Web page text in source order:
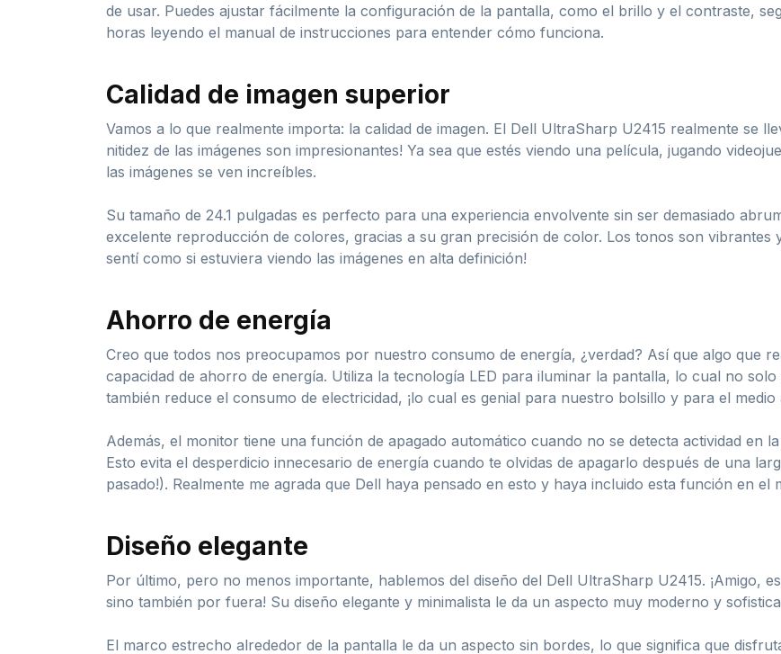
de usar. Puedes ajustar fácilmente la configuración de la pantalla, como el brillo y el contraste,
horas leyendo el manual de instrucciones para entender cómo funciona.
Calidad de imagen superior
Vamos a lo que realmente importa: la calidad de imagen. El Dell UltraSharp U2415 realmente se
nitidez de las imágenes son impresionantes! Ya sea que estés viendo una película, jugando
las imágenes se ven increíbles.
Su tamaño de 24.1 pulgadas es perfecto para una experiencia envolvente sin ser demasiado
excelente reproducción de colores, gracias a su gran precisión de color. Los tonos son vibrantes
sentí como si estuviera viendo las imágenes en alta definición!
Ahorro de energía
Creo que todos nos preocupamos por nuestro consumo de energía, ¿verdad? Así que algo que
capacidad de ahorro de energía. Utiliza la tecnología LED para iluminar la pantalla, lo cual no
también reduce el consumo de electricidad, ¡lo cual es genial para nuestro bolsillo y para el medio
Además, el monitor tiene una función de apagado automático cuando no se detecta actividad en
Esto evita el desperdicio innecesario de energía cuando te olvidas de apagarlo después de una
pasado!). Realmente me agrada que Dell haya pensado en esto y haya incluido esta función en el
Diseño elegante
Por último, pero no menos importante, hablemos del diseño del Dell UltraSharp U2415. ¡Amigo,
sino también por fuera! Su diseño elegante y minimalista le da un aspecto muy moderno y
El marco estrecho alrededor de la pantalla le da un aspecto sin bordes, lo que significa que